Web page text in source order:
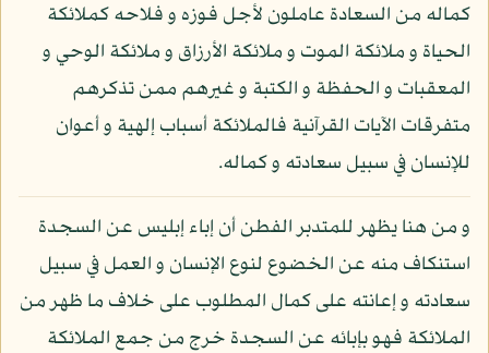
كماله من السعادة عاملون لأجل فوزه و فلاحه كملائكة
الحياة و ملائكة الموت و ملائكة الأرزاق و ملائكة الوحي و
المعقبات و الحفظة و الكتبة و غيرهم ممن تذكرهم
متفرقات الآيات القرآنية فالملائكة أسباب إلهية و أعوان
للإنسان في سبيل سعادته و كماله.
و من هنا يظهر للمتدبر الفطن أن إباء إبليس عن السجدة
استنكاف منه عن الخضوع لنوع الإنسان و العمل في سبيل
سعادته و إعانته على كمال المطلوب على خلاف ما ظهر من
الملائكة فهو بإبائه عن السجدة خرج من جمع الملائكة